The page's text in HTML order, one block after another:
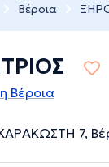
Βέροια
Βέροια
7,